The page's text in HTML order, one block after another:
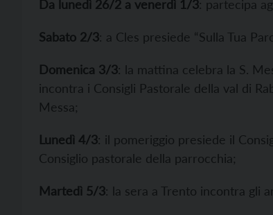
Da lunedì 26/2 a venerdì 1/3: partecipa
Sabato 2/3: a Cles presiede “Sulla Tua
Domenica 3/3: la mattina celebra la S.
incontra i Consigli Pastorale della val di
Messa;
Lunedì 4/3: il pomeriggio presiede il
Consiglio pastorale della parrocchia;
Martedì 5/3: la sera a Trento incontra gli